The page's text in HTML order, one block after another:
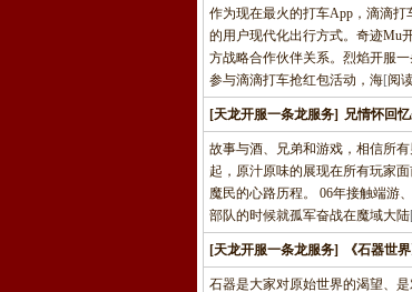
作为现在最火的打车App，滴滴
的用户现代化出行方式。奇迹Mu
方战略合作伙伴关系。烈焰开服
参与滴滴打车抢红包活动，海[阅
[天龙开服一条龙服务] 兄情怀回
故事与酒、兄弟和游戏，相信所
起，原汁原味的展现在所有玩家
魔民的心路历程。 06年接触端游
部队的时候就孤军奋战在魔域大陆
[天龙开服一条龙服务] 《石器世
石器是大家对原始世界的渴望、